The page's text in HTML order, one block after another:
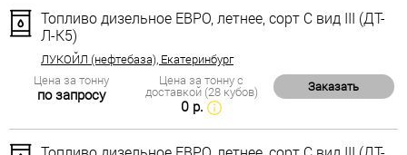
Топливо дизельное ЕВРО, летнее, сорт С вид III (ДТ-
Л-К5)
ЛУКОЙЛ (нефтебаза), Екатеринбург
Цена за тонну
по запросу
Цена за тонну с
доставкой (28 кубов)
0 р.
Заказать